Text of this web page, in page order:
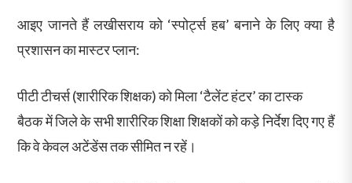
आइए जानते हैं लखीसराय को ‘स्पोर्ट्स हब’ बनाने के लिए क्या है
प्रशासन का मास्टर प्लान:
पीटी टीचर्स (शारीरिक शिक्षक) को मिला ‘टैलेंट हंटर’ का टास्क
बैठक में जिले के सभी शारीरिक शिक्षा शिक्षकों को कड़े निर्देश दिए गए हैं
कि वे केवल अटेंडेंस तक सीमित न रहें।